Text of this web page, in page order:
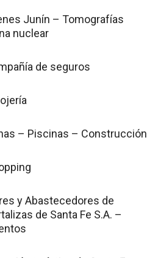
Junín – Tomografías
nuclear
de seguros
– Piscinas – Construcción
y Abastecedores de
de Santa Fe S.A. –